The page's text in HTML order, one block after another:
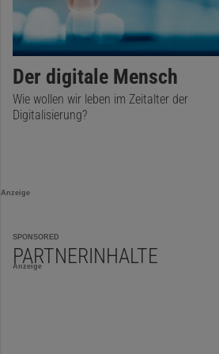
Künftige
ihren
ausfindig
Der digitale Mensch
Wie wollen wir leben im Zeitalter der
Digitalisierung?
Anzeige
SPONSORED
PARTNERINHALTE
Anzeige